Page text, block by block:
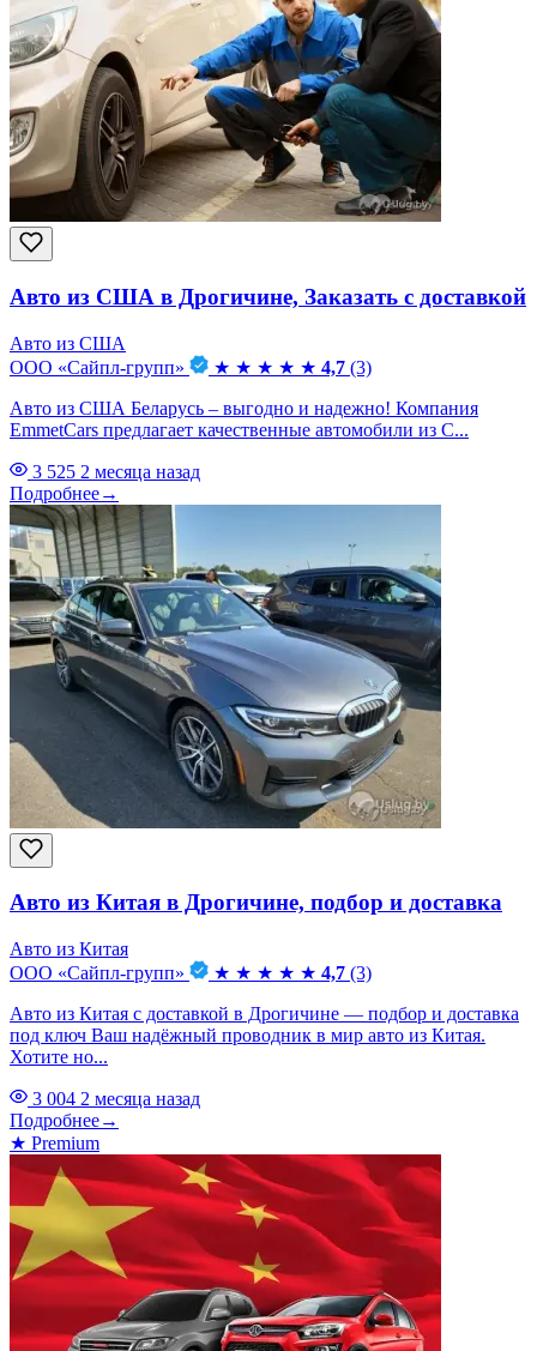
Авто из США в Дрогичине, Заказать с доставкой
Авто из США
ООО «Сайпл-групп»
★ ★ ★ ★ ★ 4,7 (3)
Авто из США Беларусь – выгодно и надежно! Компания
EmmetCars предлагает качественные автомобили из С...
3 525 2 месяца назад
Подробнее→
Авто из Китая в Дрогичине, подбор и доставка
Авто из Китая
ООО «Сайпл-групп»
★ ★ ★ ★ ★ 4,7 (3)
Авто из Китая с доставкой в Дрогичине — подбор и доставка
под ключ Ваш надёжный проводник в мир авто из Китая.
Хотите но...
3 004 2 месяца назад
Подробнее→
★ Premium